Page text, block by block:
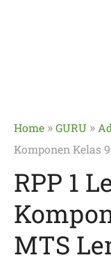
Home »GURU »
Komponen Kelas
RPP 1
MTS